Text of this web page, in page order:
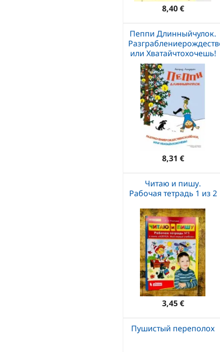
8,40 €
Пеппи Длинныйчулок.
или Хватайчтохочешь!
8,31 €
Читаю и пишу.
Рабочая тетрадь 1 из 2
3,45 €
Пушистый переполох